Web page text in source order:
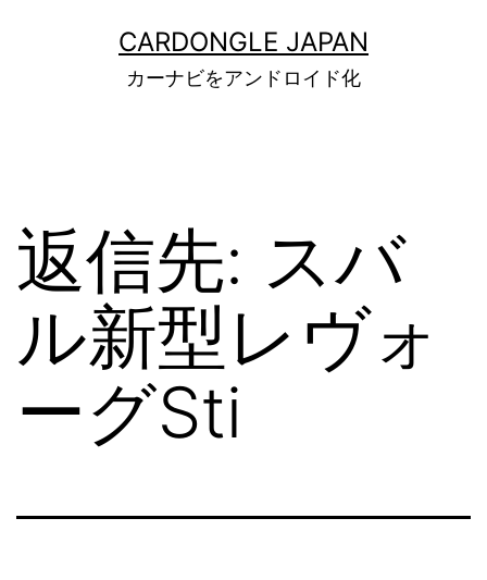
CARDONGLE JAPAN
カーナビをアンドロイド化
返信先: スバ
ル新型レヴォ
ーグSti